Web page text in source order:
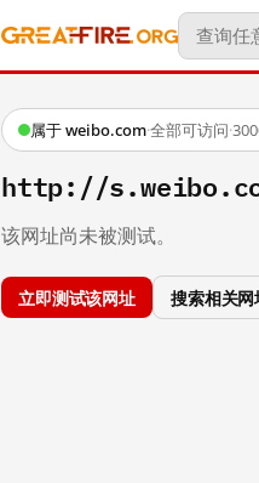
属于 weibo.com·全部可访问·
http://
该网址尚未被测试。
立即测试该网址 搜索相关